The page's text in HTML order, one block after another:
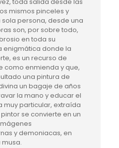
mismos pinceles y
persona, desde una
son, por sobre todo,
en toda su
enigmática donde la
es un recurso de
como enmienda y que,
una pintura de
un bagaje de años
la mano y educar el
muy particular, extraída
se convierte en un
y demoniacas, en